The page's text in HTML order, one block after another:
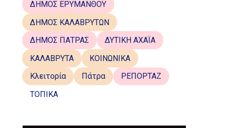
ΔΗΜΟΣ ΕΡΥΜΑΝΘΟΥ
ΔΗΜΟΣ ΚΑΛΑΒΡΥΤΩΝ
ΔΗΜΟΣ ΠΑΤΡΑΣ
ΔΥΤΙΚΗ ΑΧΑΪΑ
ΚΑΛΑΒΡΥΤΑ
ΚΟΙΝΩΝΙΚΑ
Κλειτορία
Πάτρα
ΡΕΠΟΡΤΑΖ
ΤΟΠΙΚΑ